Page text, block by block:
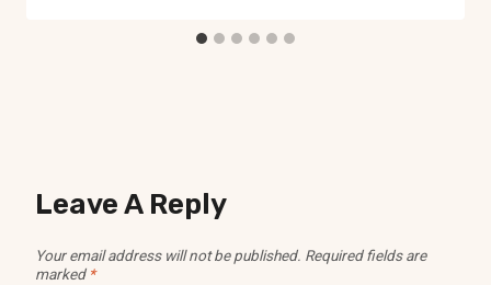
Leave A Reply
Your email address will not be published. Required fields are
marked *